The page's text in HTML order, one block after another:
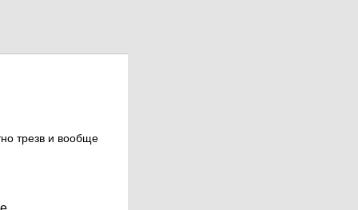
трезв и вообще